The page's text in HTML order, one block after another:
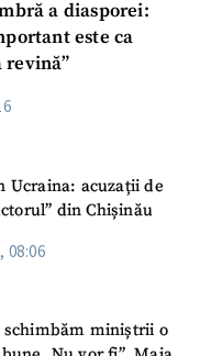
a diasporei:
este ca
revină”
Ucraina: acuzații de
din Chișinău
08:06
schimbăm miniștrii o